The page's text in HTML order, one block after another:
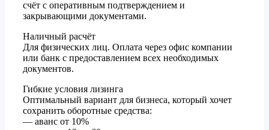
счёт с оперативным подтверждением и
закрывающими документами.
Наличный расчёт
Для физических лиц. Оплата через офис компании
или банк с предоставлением всех необходимых
документов.
Гибкие условия лизинга
Оптимальный вариант для бизнеса, который хочет
сохранить оборотные средства:
— аванс от 10%